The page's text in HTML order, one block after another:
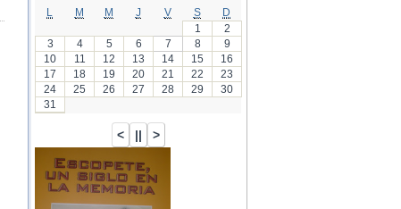
M M J V S
D
1
2
3
4 5 6 7 8
9
10
11 12 13 14 15
16
17
18 19 20 21 22
23
24
25 26 27 28 29
30
31